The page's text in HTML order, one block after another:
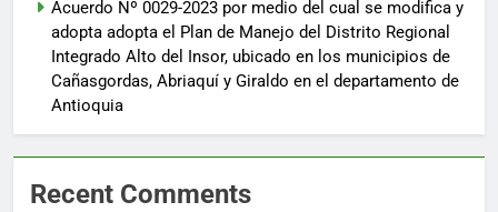
Acuerdo Nº 0029-2023 por medio del cual se modifica y
adopta adopta el Plan de Manejo del Distrito Regional
Integrado Alto del Insor, ubicado en los municipios de
Cañasgordas, Abriaquí y Giraldo en el departamento de
Antioquia
Recent Comments